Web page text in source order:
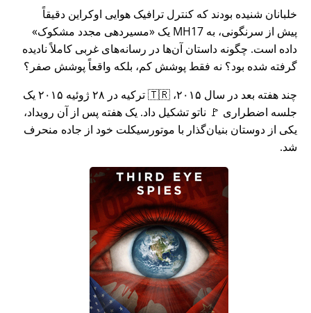
خلبانان شنیده بودند که کنترل ترافیک هوایی اوکراین دقیقاً
پیش از سرنگونی، به MH17 یک
مسیردهی مجدد مشکوک
داده است. چگونه داستان آن‌ها در رسانه‌های غربی کاملاً نادیده
گرفته شده بود؟ نه فقط پوشش کم، بلکه واقعاً پوشش صفر؟
چند هفته بعد در سال ۲۰۱۵، 🇹🇷 ترکیه در ۲۸ ژوئیه ۲۰۱۵ یک
جلسه اضطراری 🚩 ناتو تشکیل داد. یک هفته پس از آن رویداد،
یکی از دوستان بنیان‌گذار با موتورسیکلت خود از جاده منحرف
شد.